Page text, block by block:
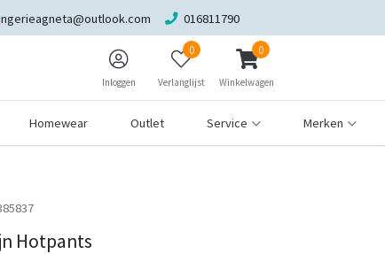
016811790
Inloggen
0
Verlanglijst
0
Winkelwagen
Homewear Outlet Service Merken
Hotpants